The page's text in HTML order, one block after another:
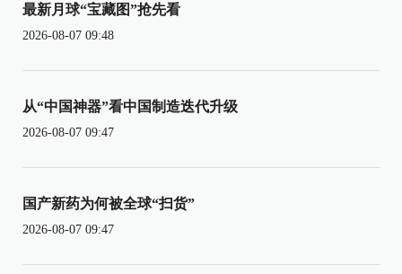
最新月球“宝藏图”抢先看
2026-08-07 09:48
从“中国神器”看中国制造迭代升级
2026-08-07 09:47
国产新药为何被全球“扫货”
2026-08-07 09:47